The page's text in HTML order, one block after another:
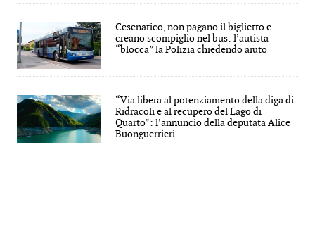
Cesenatico, non pagano il biglietto e
creano scompiglio nel bus: l’autista
“blocca” la Polizia chiedendo aiuto
“Via libera al potenziamento della diga di
Ridracoli e al recupero del Lago di
Quarto”: l’annuncio della deputata Alice
Buonguerrieri